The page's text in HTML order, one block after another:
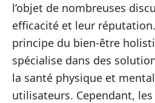
l’objet de nombreuses
efficacité et leur
principe du bien-être
spécialise dans des
la santé physique et
utilisateurs. Cependant,